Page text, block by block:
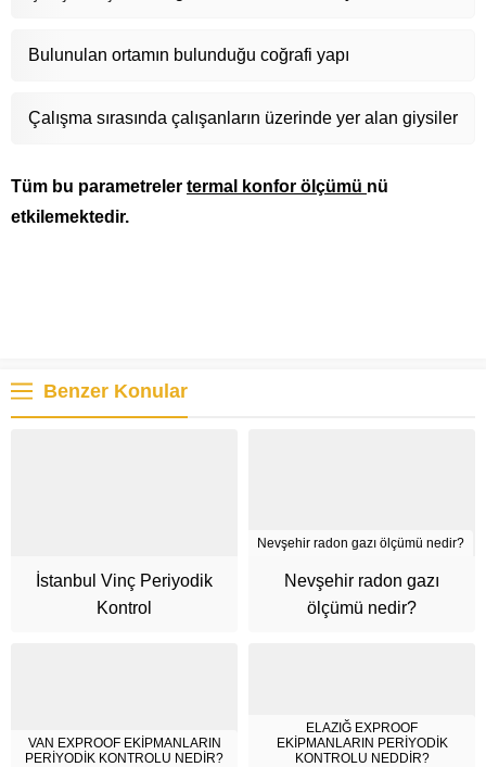
Bulunulan ortamın bulunduğu coğrafi yapı
Çalışma sırasında çalışanların üzerinde yer alan giysiler
Tüm bu parametreler termal konfor ölçümü nü
etkilemektedir.
Benzer Konular
İstanbul Vinç Periyodik
Kontrol
Nevşehir radon gazı ölçümü nedir?
Nevşehir radon gazı
ölçümü nedir?
VAN EXPROOF EKİPMANLARIN
PERİYODİK KONTROLU NEDİR?
ELAZIĞ EXPROOF
EKİPMANLARIN PERİYODİK
KONTROLU NEDDİR?